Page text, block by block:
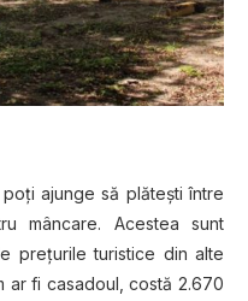
ajunge să plăteşti între
mâncare. Acestea sunt
preţurile turistice din alte
ar fi casadoul, costă 2.670